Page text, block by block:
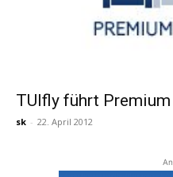
TUIfly führt
sk - 22. April 2012